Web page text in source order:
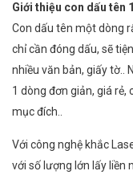
Giới thiệu con dấu tên
Con dấu tên một dòng
chỉ cần đóng dấu, sẽ
nhiều văn bản, giấy tờ..
1 dòng đơn giản, giá rẻ,
mục đích..
Với công nghệ khắc
với số lượng lớn lấy liền